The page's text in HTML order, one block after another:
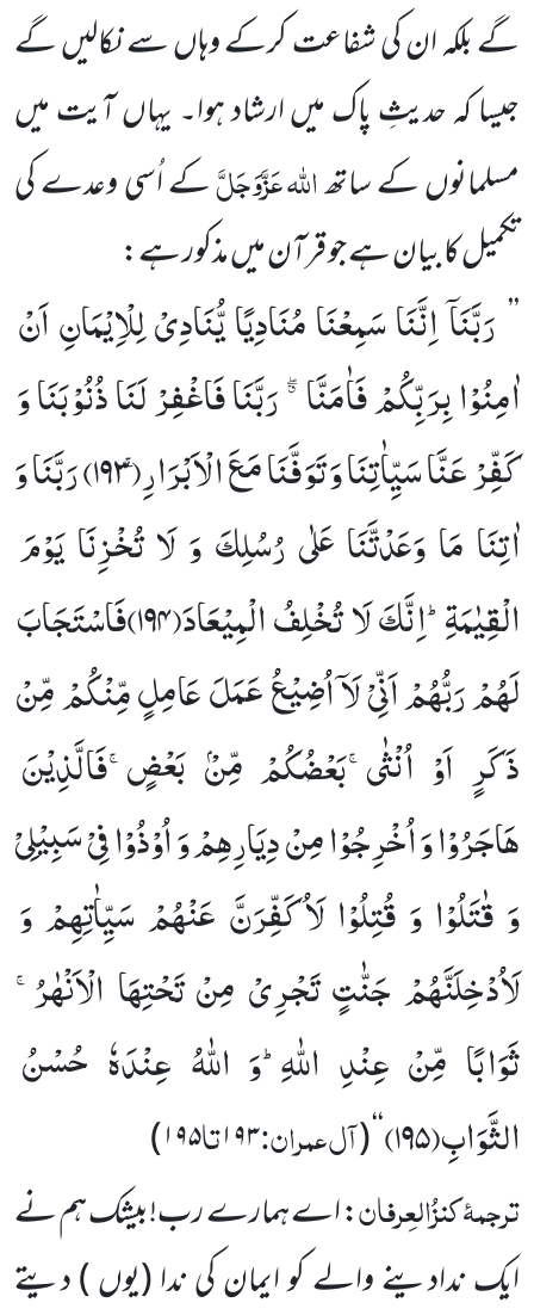
گے بلکہ ان کی شفاعت کرکے وہاں سے نکالیں گے
جیسا کہ حدیثِ پاک میں ارشاد ہوا۔ یہاں آیت میں
مسلمانوں کے ساتھاللہعَزَّوَجَلَّکے اُسی وعدے کی
تکمیل کا بیان ہے جو قرآن میں مذکور ہے:
’’ رَبَّنَاۤاِنَّنَاسَمِعْنَامُنَادِیًایُّنَادِیْلِلْاِیْمَانِاَنْ
اٰمِنُوْابِرَبِّكُمْفَاٰمَنَّاﳓرَبَّنَافَاغْفِرْلَنَاذُنُوْبَنَاوَ
كَفِّرْعَنَّاسَیِّاٰتِنَاوَتَوَفَّنَامَعَالْاَبْرَارِۚ(۱۹۳) رَبَّنَاوَ
اٰتِنَا مَا وَعَدْتَّنَا عَلٰى رُسُلِكَ وَ لَا تُخْزِنَا یَوْمَ
الْقِیٰمَةِؕ-اِنَّكَلَاتُخْلِفُالْمِیْعَادَ(۱۹۴)فَاسْتَجَابَ
لَهُمْرَبُّهُمْاَنِّیْلَاۤاُضِیْعُعَمَلَعَامِلٍمِّنْكُمْمِّنْ
ذَكَرٍ اَوْ اُنْثٰىۚ-بَعْضُكُمْ مِّنْۢ بَعْضٍۚ-فَالَّذِیْنَ
هَاجَرُوْاوَاُخْرِجُوْامِنْدِیَارِهِمْوَاُوْذُوْافِیْسَبِیْلِیْ
وَ قٰتَلُوْا وَ قُتِلُوْا لَاُكَفِّرَنَّ عَنْهُمْ سَیِّاٰتِهِمْوَ
لَاُدْخِلَنَّهُمْ جَنّٰتٍتَجْرِیْ مِنْ تَحْتِهَا الْاَنْهٰرُۚ-
ثَوَابًا مِّنْ عِنْدِ اللّٰهِؕ-وَ اللّٰهُ عِنْدَهٗ حُسْنُ
الثَّوَابِ(۱۹۵) ‘‘
(آل عمران:۱۹۳تا۱۹۵)
ترجمۂکنزُالعِرفان: اے ہمارے رب!بیشک ہم نے
ایک ندادینے والے کو ایمان کی ندا(یوں )دیتے